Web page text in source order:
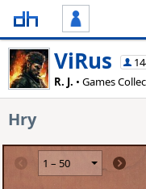
ViRus
R. J. • Games
Hry